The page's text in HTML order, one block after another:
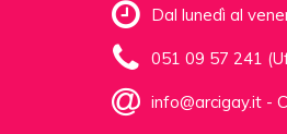
Dal lunedì al
051 09 57 241
info@arcigay.it -